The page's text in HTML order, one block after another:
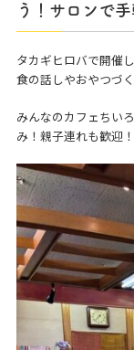
う！サロンで
タカギヒロバで開催
食の話しやおやつづく
みんなのカフェちい
み！親子連れも歓迎